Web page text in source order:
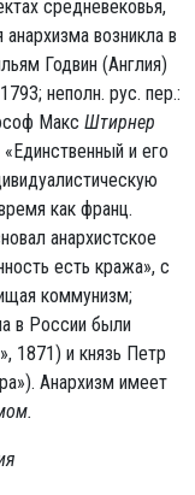
средневековья,
возникла в
Годвин (Англия)
неполн. рус. пер.:
Макс Штирнер
и его
как франц.
анархистское
есть кража», с
коммунизм;
в России были
1871) и князь Петр
Анархизм имеет